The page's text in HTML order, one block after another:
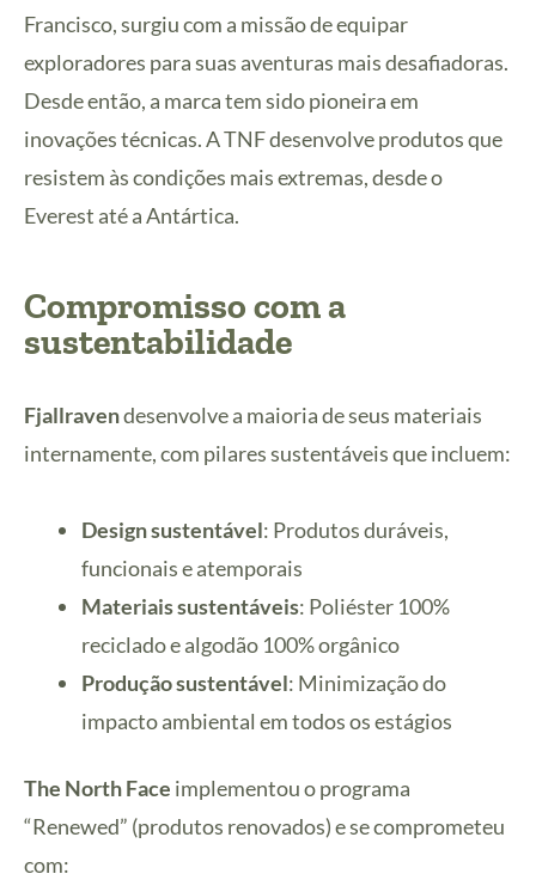
Francisco, surgiu com a missão de equipar
exploradores para suas aventuras mais desafiadoras.
Desde então, a marca tem sido pioneira em
inovações técnicas. A TNF desenvolve produtos que
resistem às condições mais extremas, desde o
Everest até a Antártica.
Compromisso com a
sustentabilidade
Fjallravendesenvolve a maioria de seus materiais
internamente, com pilares sustentáveis que incluem:
Design sustentável: Produtos duráveis,
funcionais e atemporais
Materiais sustentáveis: Poliéster 100%
reciclado e algodão 100% orgânico
Produção sustentável: Minimização do
impacto ambiental em todos os estágios
The North Face implementou o programa
“Renewed” (produtos renovados) e se comprometeu
com: